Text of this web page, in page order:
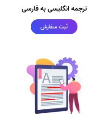
ترجمه انگلیسی به فارسی
ثبت سفارش